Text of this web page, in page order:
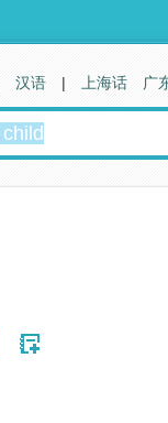
汉语 | 上海话 广